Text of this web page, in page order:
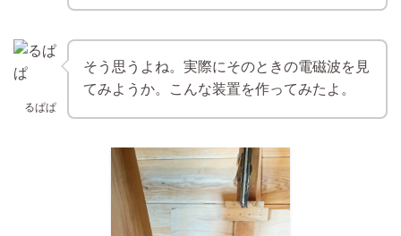
るぱぱ
そう思うよね。実際にそのときの電磁波を見
てみようか。こんな装置を作ってみたよ。